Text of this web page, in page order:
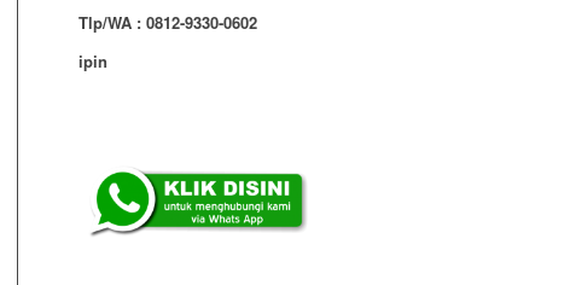
Tlp/WA : 0812-9330-0602
ipin